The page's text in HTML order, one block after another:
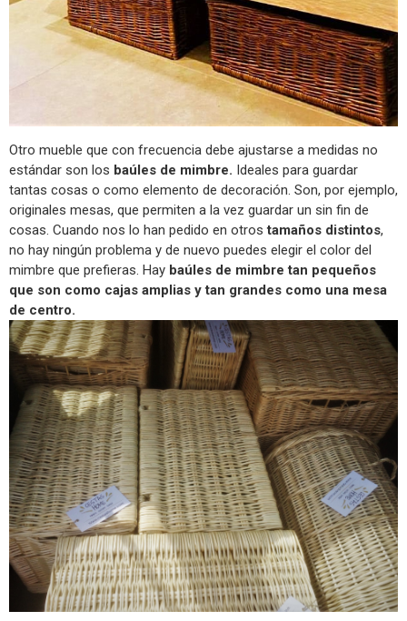
Otro mueble que con frecuencia debe ajustarse a medidas no
estándar son los baúles de mimbre. Ideales para guardar
tantas cosas o como elemento de decoración. Son, por ejemplo,
originales mesas, que permiten a la vez guardar un sin fin de
cosas. Cuando nos lo han pedido en otrostamaños distintos,
no hay ningún problema y de nuevo puedes elegir el color del
mimbre que prefieras. Hay baúles de mimbre tan pequeños
que son como cajas amplias y tan grandes como una mesa
de centro.